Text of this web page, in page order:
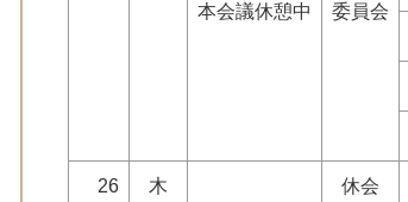
本会議休憩中 委員会
26 木 休会